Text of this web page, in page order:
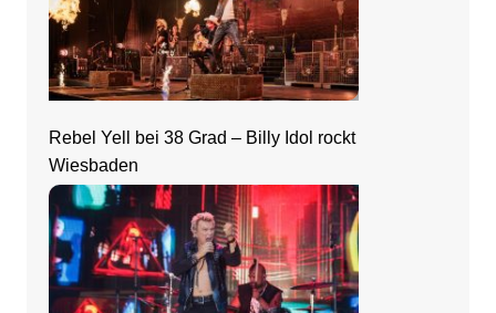
Rebel Yell bei 38 Grad – Billy Idol rockt
Wiesbaden